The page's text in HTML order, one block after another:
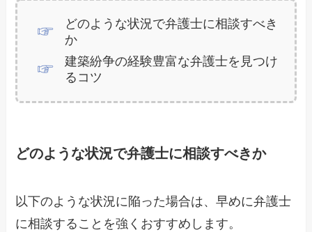
どのような状況で弁護士に相談すべき
か
建築紛争の経験豊富な弁護士を見つけ
るコツ
どのような状況で弁護士に相談すべきか
以下のような状況に陥った場合は、早めに弁護士
に相談することを強くおすすめします。